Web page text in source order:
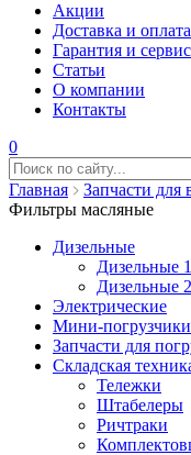
Акции
Доставка и оплата
Гарантия и сервис
Статьи
О компании
Контакты
0
Главная Запчасти для
Фильтры масляные
Дизельные
Дизельные
Дизельные
Электрические
Мини-погрузчики
Запчасти для
Складская
Тележки
Штабелеры
Ричтраки